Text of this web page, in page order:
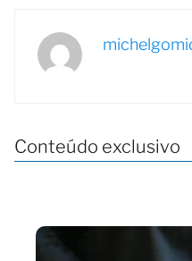
Conteúdo exclusivo